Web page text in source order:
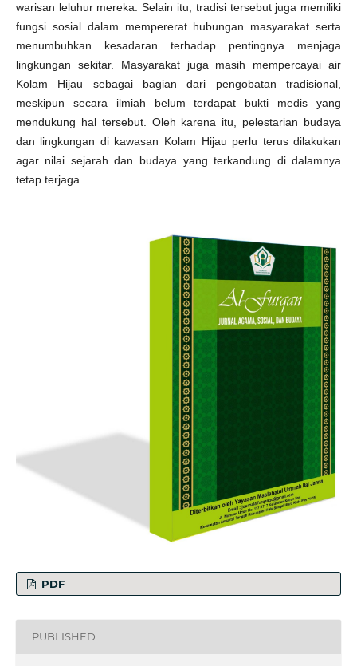
warisan leluhur mereka. Selain itu, tradisi tersebut juga memiliki
fungsi sosial dalam mempererat hubungan masyarakat serta
menumbuhkan kesadaran terhadap pentingnya menjaga
lingkungan sekitar. Masyarakat juga masih mempercayai air
Kolam Hijau sebagai bagian dari pengobatan tradisional,
meskipun secara ilmiah belum terdapat bukti medis yang
mendukung hal tersebut. Oleh karena itu, pelestarian budaya
dan lingkungan di kawasan Kolam Hijau perlu terus dilakukan
agar nilai sejarah dan budaya yang terkandung di dalamnya
tetap terjaga.
PDF
PUBLISHED